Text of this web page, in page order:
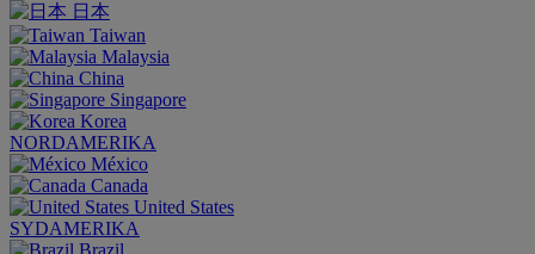
日本
Taiwan
Malaysia
China
Singapore
Korea
NORDAMERIKA
México
Canada
United States
SYDAMERIKA
Brazil